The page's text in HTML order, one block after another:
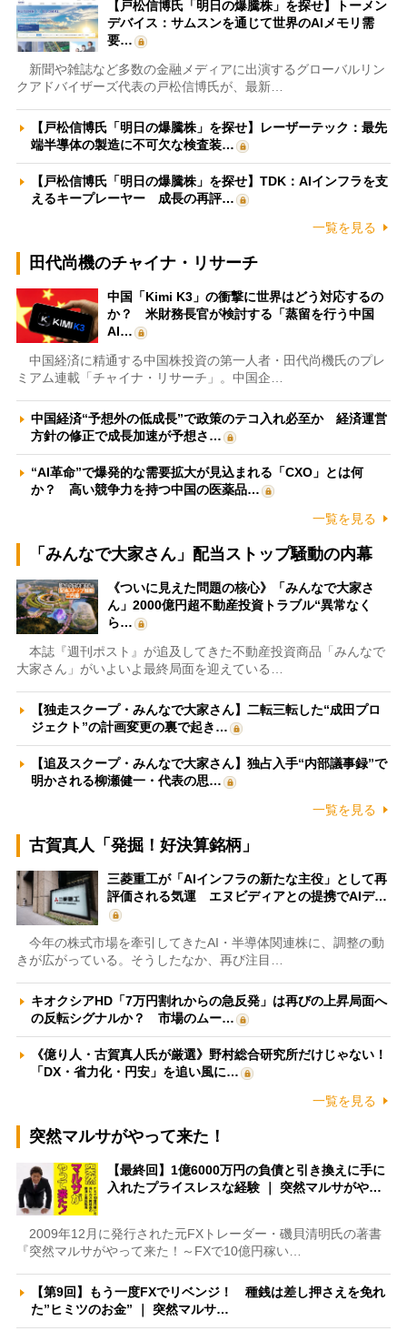
【戸松信博氏「明日の爆騰株」を探せ】トーメン
デバイス：サムスンを通じて世界のAIメモリ需
要…
新聞や雑誌など多数の金融メディアに出演するグローバルリン
クアドバイザーズ代表の戸松信博氏が、最新…
【戸松信博氏「明日の爆騰株」を探せ】レーザーテック：最先
端半導体の製造に不可欠な検査装…
【戸松信博氏「明日の爆騰株」を探せ】TDK：AIインフラを支
えるキープレーヤー 成長の再評…
一覧を見る
田代尚機のチャイナ・リサーチ
中国「Kimi K3」の衝撃に世界はどう対応するの
か？ 米財務長官が検討する「蒸留を行う中国
AI…
中国経済に精通する中国株投資の第一人者・田代尚機氏のプレ
ミアム連載「チャイナ・リサーチ」。中国企…
中国経済“予想外の低成長”で政策のテコ入れ必至か 経済運営
方針の修正で成長加速が予想さ…
“AI革命”で爆発的な需要拡大が見込まれる「CXO」とは何
か？ 高い競争力を持つ中国の医薬品…
一覧を見る
「みんなで大家さん」配当ストップ騒動の内幕
《ついに見えた問題の核心》「みんなで大家さ
ん」2000億円超不動産投資トラブル“異常なく
ら…
本誌『週刊ポスト』が追及してきた不動産投資商品「みんなで
大家さん」がいよいよ最終局面を迎えている…
【独走スクープ・みんなで大家さん】二転三転した“成田プロ
ジェクト”の計画変更の裏で起き…
【追及スクープ・みんなで大家さん】独占入手“内部議事録”で
明かされる柳瀬健一・代表の思…
一覧を見る
古賀真人「発掘！好決算銘柄」
三菱重工が「AIインフラの新たな主役」として再
評価される気運 エヌビディアとの提携でAIデ…
今年の株式市場を牽引してきたAI・半導体関連株に、調整の動
きが広がっている。そうしたなか、再び注目…
キオクシアHD「7万円割れからの急反発」は再びの上昇局面へ
の反転シグナルか？ 市場のムー…
《億り人・古賀真人氏が厳選》野村総合研究所だけじゃない！
「DX・省力化・円安」を追い風に…
一覧を見る
突然マルサがやって来た！
【最終回】1億6000万円の負債と引き換えに手に
入れたプライスレスな経験 ｜ 突然マルサがや…
2009年12月に発行された元FXトレーダー・磯貝清明氏の著書
『突然マルサがやって来た！～FXで10億円稼い…
【第9回】もう一度FXでリベンジ！ 種銭は差し押さえを免れ
た”ヒミツのお金” ｜ 突然マルサ…